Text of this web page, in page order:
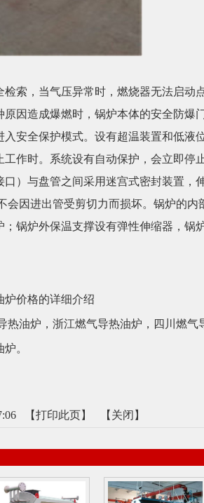
索，当气压异常时，燃烧器无法启
因造成爆燃时，锅炉本体的安全防
安全保护模式。设有超温装置和低
作时。系统设有自动保护，会立即
）与盘管之间采用迷宫式密封装置
会因进出管受剪切力而损坏。锅炉的
锅炉外保温支撑设有弹性伸缩器，锅
炉价格的详细介绍
热油炉 ， 浙江燃气导热油炉 ， 四川燃气
炉。
【打印此页】 【 关闭 】